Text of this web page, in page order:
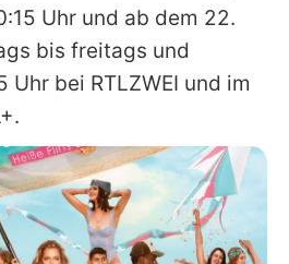
Uhr und ab dem 22.
bis freitags und
Uhr bei RTLZWEI und im